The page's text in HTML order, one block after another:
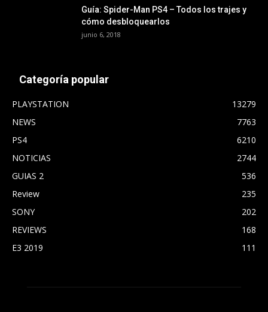
Guía: Spider-Man PS4 – Todos los trajes y
cómo desbloquearlos
junio 6, 2018
Categoría popular
PLAYSTATION
13279
NEWS
7763
PS4
6210
NOTICIAS
2744
GUIAS 2
536
Review
235
SONY
202
REVIEWS
168
E3 2019
111